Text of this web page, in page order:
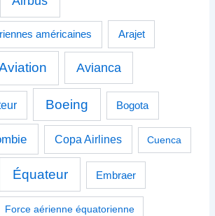
américaines Arajet
Avianca
Boeing Bogota
Copa Airlines Cuenca
Équateur Embraer
Force aérienne équatorienne